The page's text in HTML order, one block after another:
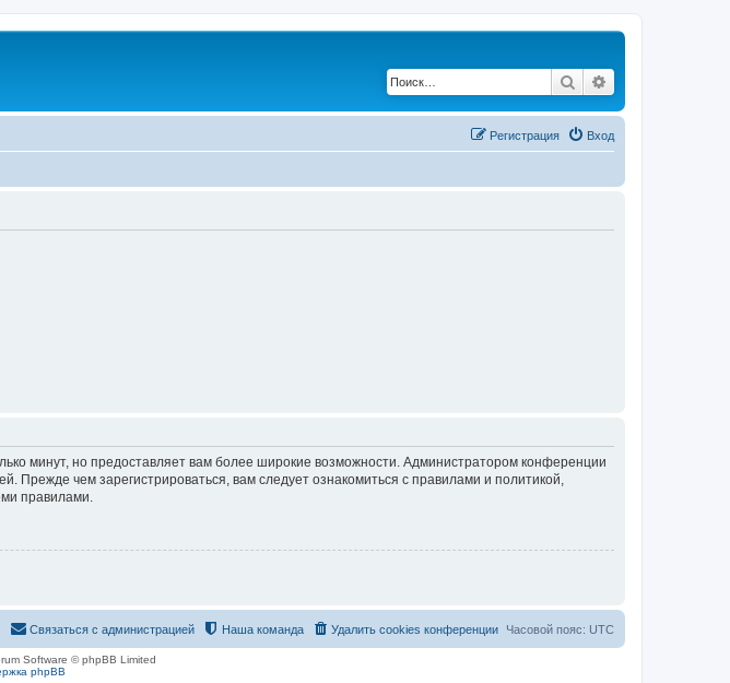
Поиск
Вход
Регистрация
минут, но предоставляет вам более широкие возможности. Администратором конференции
Прежде чем зарегистрироваться, вам следует ознакомиться с правилами и политикой,
правилами.
Часовой пояс: UTC
Удалить cookies конференции
Наша команда
Связаться с администрацией
Software © phpBB Limited
phpBB